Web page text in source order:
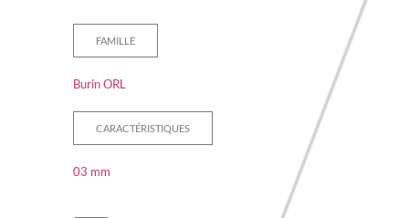
FAMILLE
Burin ORL
CARACTÉRISTIQUES
03 mm